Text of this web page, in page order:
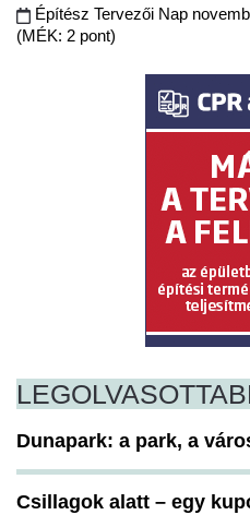
Építész Tervezői Nap
(MÉK: 2 pont)
Dunapark: a park, a
Csillagok alatt – egy